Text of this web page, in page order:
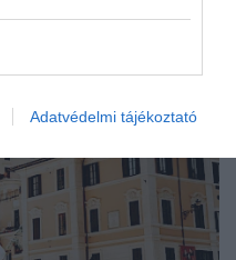
Adatvédelmi tájékoztató